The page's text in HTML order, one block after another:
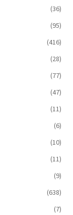
(36)
(95)
(416)
(28)
(77)
(47)
(11)
(6)
(10)
(11)
(9)
(638)
(7)